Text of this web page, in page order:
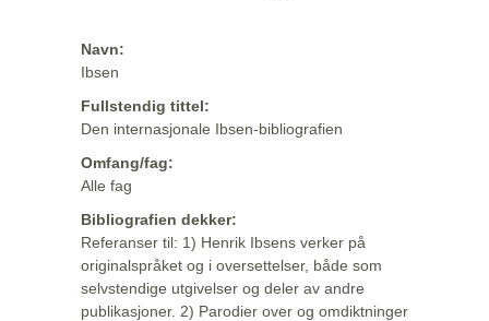
Navn:
Ibsen
Fullstendig tittel:
Den internasjonale Ibsen-bibliografien
Omfang/fag:
Alle fag
Bibliografien dekker:
Referanser til: 1) Henrik Ibsens verker på
originalspråket og i oversettelser, både som
selvstendige utgivelser og deler av andre
publikasjoner. 2) Parodier over og omdiktninger